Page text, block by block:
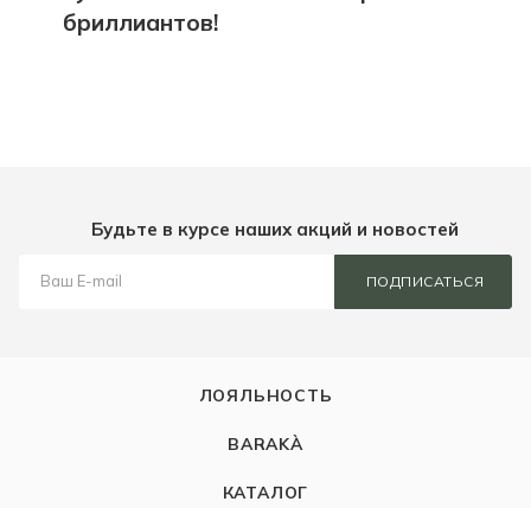
бриллиантов!
Будьте в курсе наших акций и новостей
ПОДПИСАТЬСЯ
ЛОЯЛЬНОСТЬ
BARAKÀ
КАТАЛОГ